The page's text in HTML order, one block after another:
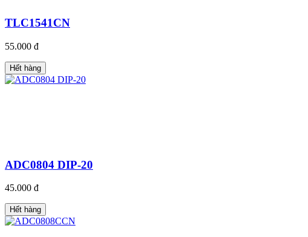
TLC1541CN
55.000 đ
Hết hàng
ADC0804 DIP-20
45.000 đ
Hết hàng